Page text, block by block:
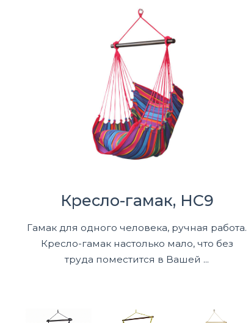
Кресло-гамак, HC9
Гамак для одного человека, ручная работа.
Кресло-гамак настолько мало, что без
труда поместится в Вашей ...